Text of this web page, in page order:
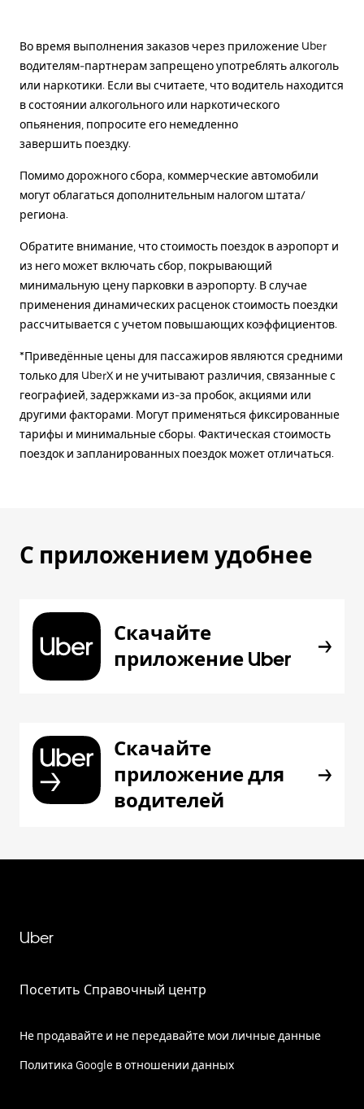
Во время выполнения заказов через приложение Uber
водителям-партнерам запрещено употреблять алкоголь
или наркотики. Если вы считаете, что водитель находится
в состоянии алкогольного или наркотического
опьянения, попросите его немедленно
завершить поездку.
Помимо дорожного сбора, коммерческие автомобили
могут облагаться дополнительным налогом штата/
региона.
Обратите внимание, что стоимость поездок в аэропорт и
из него может включать сбор, покрывающий
минимальную цену парковки в аэропорту. В случае
применения динамических расценок стоимость поездки
рассчитывается с учетом повышающих коэффициентов.
*Приведённые цены для пассажиров являются средними
только для UberX и не учитывают различия, связанные с
географией, задержками из-за пробок, акциями или
другими факторами. Могут применяться фиксированные
тарифы и минимальные сборы. Фактическая стоимость
поездок и запланированных поездок может отличаться.
С приложением удобнее
Скачайте
приложение Uber
Скачайте
приложение для
водителей
Uber
Посетить Справочный центр
Не продавайте и не передавайте мои личные данные
Политика Google в отношении данных